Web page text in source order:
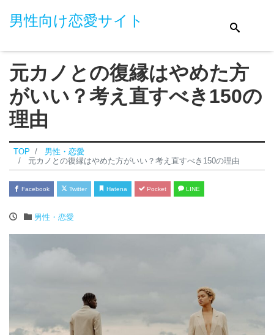
男性向け恋愛サイト
元カノとの復縁はやめた方
がいい？考え直すべき150の
理由
TOP
男性・恋愛
元カノとの復縁はやめた方がいい？考え直すべき150の理由
Facebook Twitter Hatena Pocket LINE
男性・恋愛